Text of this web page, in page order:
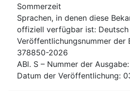
Sommerzeit
Sprachen, in denen diese
offiziell verfügbar ist: Deutsch
Veröffentlichungsnummer der
378850-2026
ABl. S – Nummer der Ausgabe:
Datum der Veröffentlichung: